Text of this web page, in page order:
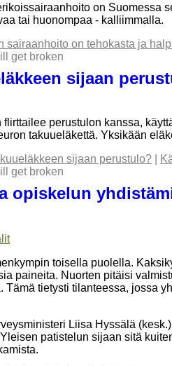
on Suomessa
tai huonompaa - kalliimmalla.
sairaanhoito on tehokasta ja
get broken
sijaan
flirttailee perustulon kanssa,
takuueläkettä. Yksikään
sijaan perustulo?
get broken
opiskelun
toisella puolella.
paineita. Nuorten pitäisi
Tämä tietysti tilanteessa, jossa
Liisa Hyssälä
patistelun sijaan sitä